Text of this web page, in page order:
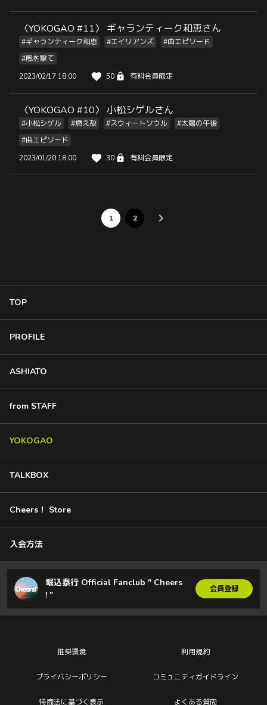
〈YOKOGAO #11〉 ギャランティーク和恵さん
#ギャランティーク和恵 #エイリアンズ
#曲エピソード
#風を撃て
2023/02/17 18:00
50 有料会員限定
〈YOKOGAO #10〉 小松シゲルさん
#小松シゲル #燃え殻 #スウィートソウル
#太陽の午後
#曲エピソード
2023/01/20 18:00
30 有料会員限定
1 2
TOP
PROFILE
ASHIATO
from STAFF
YOKOGAO
TALKBOX
Cheers！ Store
入会方法
堀込泰行 Official Fanclub " Cheers
! "
会員登録
推奨環境 利用規約
プライバシーポリシー コミュニティガイドライン
特商法に基づく表示 よくある質問